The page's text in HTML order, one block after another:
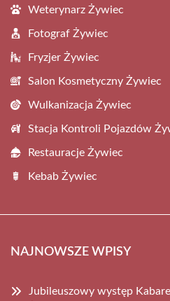
Weterynarz Żywiec
Fotograf Żywiec
Fryzjer Żywiec
Salon Kosmetyczny Żywiec
Wulkanizacja Żywiec
Stacja Kontroli Pojazdów
Restauracje Żywiec
Kebab Żywiec
NAJNOWSZE WPISY
Jubileuszowy występ